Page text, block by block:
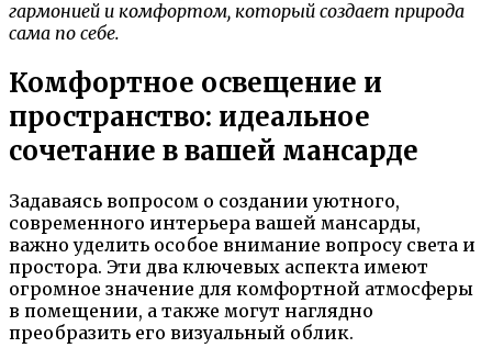
гармонией и комфортом, который создает природа
сама по себе.
Комфортное освещение и
пространство: идеальное
сочетание в вашей мансарде
Задаваясь вопросом о создании уютного,
современного интерьера вашей мансарды,
важно уделить особое внимание вопросу света и
простора. Эти два ключевых аспекта имеют
огромное значение для комфортной атмосферы
в помещении, а также могут наглядно
преобразить его визуальный облик.